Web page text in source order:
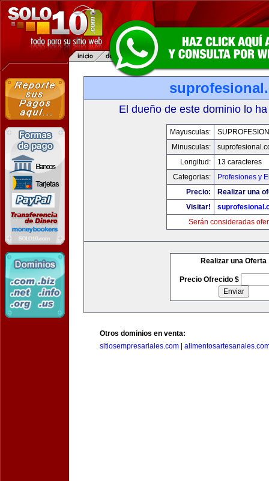
El dueño de este dominio lo
Mayusculas:
Minusculas:
Longitud:
13 caracteres
Categorias:
Profesiones y
Precio:
Realizar una
Visitar!
Serán consideradas
Realizar una Oferta
Precio Ofrecido $
Otros dominios en venta:
sitiosempresariales.com